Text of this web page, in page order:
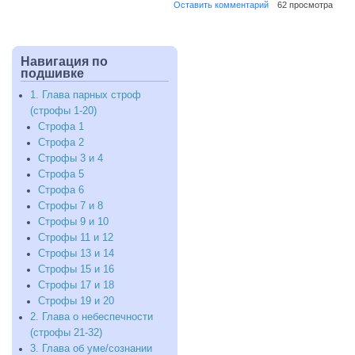
и
18
Оставить комментарий 62 просмотра
Навигация по
подшивке
1. Глава парных строф
(строфы 1-20)
Строфа 1
Строфа 2
Строфы 3 и 4
Строфа 5
Строфа 6
Строфы 7 и 8
Строфы 9 и 10
Строфы 11 и 12
Строфы 13 и 14
Строфы 15 и 16
Строфы 17 и 18
Строфы 19 и 20
2. Глава о небеспечности
(строфы 21-32)
3. Глава об уме/сознании